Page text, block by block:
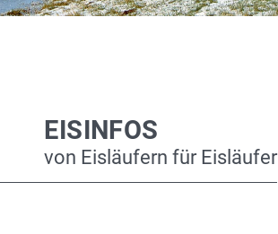
EISINFOS
von Eisläufern für Eisläufer